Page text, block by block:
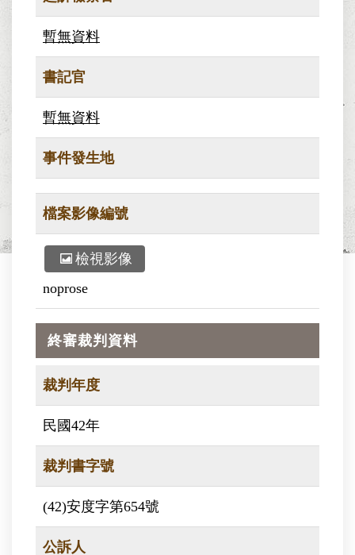
暫無資料
書記官
暫無資料
事件發生地
檔案影像編號
檢視影像
noprose
終審裁判資料
裁判年度
民國42年
裁判書字號
(42)安度字第654號
公訴人